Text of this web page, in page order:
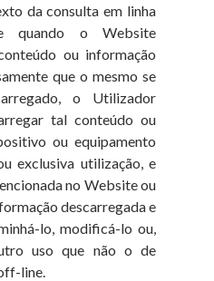
da consulta em linha
quando o Website
ou informação
que o mesmo se
o Utilizador
tal conteúdo ou
ou equipamento
exclusiva utilização, e
no Website ou
descarregada e
lo, modificá-lo ou,
uso que não o de
line.